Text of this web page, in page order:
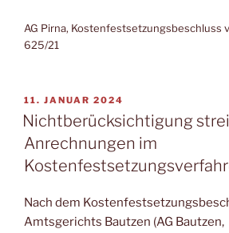
AG Pirna, Kostenfestsetzungsbeschluss
625/21
VERÖFFENTLICHT
AM
11. JANUAR 2024
Nichtberücksichtigung
Anrechnungen im
Nach dem
Amtsgerichts Bautzen (AG Bautzen,